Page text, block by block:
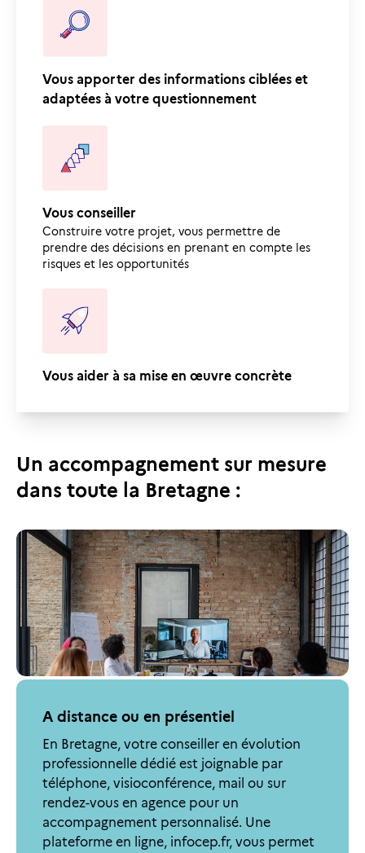
Vous apporter des informations ciblées et
adaptées à votre questionnement
Vous conseiller
Construire votre projet, vous permettre de
prendre des décisions en prenant en compte les
risques et les opportunités
Vous aider à sa mise en œuvre concrète
Un accompagnement sur mesure
dans toute la Bretagne :
A distance ou en présentiel
En Bretagne, votre conseiller en évolution
professionnelle dédié est joignable par
téléphone, visioconférence, mail ou sur
rendez-vous en agence pour un
accompagnement personnalisé. Une
plateforme en ligne, infocep.fr, vous permet